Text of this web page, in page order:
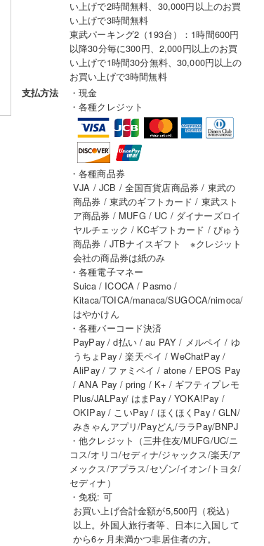
い上げで2時間無料、30,000円以上のお買
い上げで3時間無料
東武パーキング2（193台）：1時間600円
以降30分毎に300円、2,000円以上のお買
い上げで1時間30分無料、30,000円以上の
お買い上げで3時間無料
支払方法
・現金
・各種クレジット
・各種商品券
VJA / JCB / 全国百貨店商品券 / 東武の
商品券 / 東武のギフトカード / 東武スト
ア商品券 / MUFG / UC / ダイナーズロイ
ヤルチェック / KCギフトカード / びゅう
商品券 / JTBナイスギフト ※クレジット
会社の商品券は紙のみ
・各種電子マネー
Suica / ICOCA / Pasmo /
Kitaca/TOICA/manaca/SUGOCA/nimoca/
はやかけん
・各種バーコード決済
PayPay / d払い / au PAY / メルペイ / ゆ
うちょPay / 楽天ペイ / WeChatPay /
AliPay / ファミペイ / atone / EPOS Pay
/ ANA Pay / pring / K+ / ギフティプレモ
Plus/JALPay/ はまPay / YOKA!Pay /
OKIPay / こいPay / ほくほくPay / GLN/
みきゃんアプリ/Payどん/ララPay/BNPJ
・他クレジット（三井住友/MUFG/UC/ニ
コス/オリコ/セディナ/ジャックス/楽天/ア
メックス/アプラス/セゾン/イオン/トヨタ/
セディナ）
・免税: 可
お買い上げ合計金額が5,500円（税込）
以上。外国人旅行者等、日本に入国して
から6ヶ月未満かつ非居住者の方。